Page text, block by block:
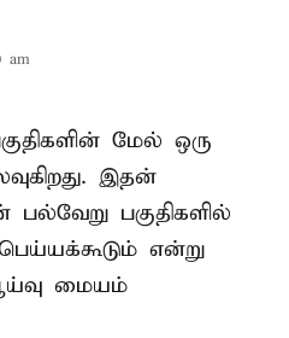
am
மேல் ஒரு
இதன்
பகுதிகளில்
என்று
மையம்